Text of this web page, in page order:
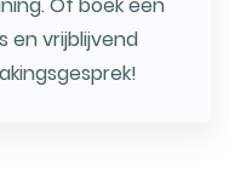
Of boek een
en vrijblijvend